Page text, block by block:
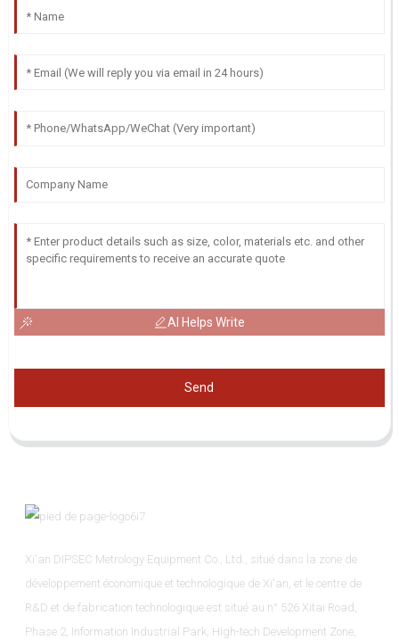
AI Helps Write
Send
Xi'an DIPSEC Metrology Equipment Co., Ltd., situé dans la zone de
développement économique et technologique de Xi'an, et le centre de
R&D et de fabrication technologique est situé au n° 526 Xitai Road,
Phase 2, Information Industrial Park, High-tech Development Zone,